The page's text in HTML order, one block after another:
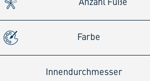
Anzahl Füße
Farbe
Innendurchmesser